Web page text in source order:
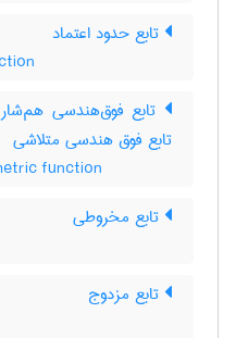
تابع حدود اعتماد
تابع فوق‌هندسی
تابع فوق هندسی متلاشی
function
تابع مخروطی
تابع مزدوج